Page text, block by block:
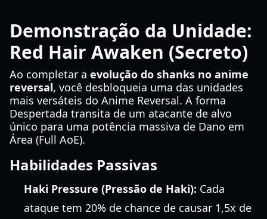
Demonstração da Unidade:
Red Hair Awaken (Secreto)
Ao completar a evolução do shanks no anime
reversal, você desbloqueia uma das unidades
mais versáteis do Anime Reversal. A forma
Despertada transita de um atacante de alvo
único para uma potência massiva de Dano em
Área (Full AoE).
Habilidades Passivas
Haki Pressure (Pressão de Haki): Cada
ataque tem 20% de chance de causar 1,5x de